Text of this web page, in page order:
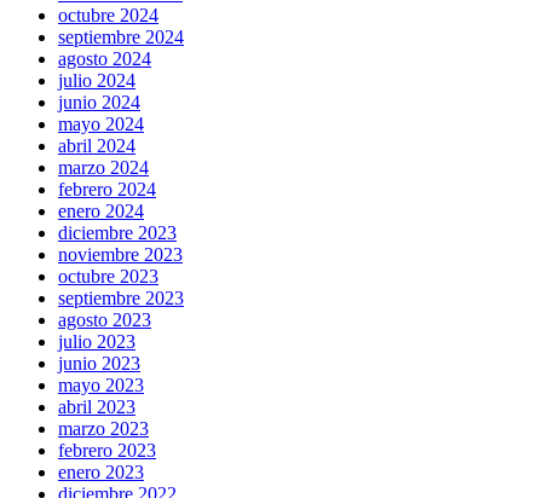
octubre 2024
septiembre 2024
agosto 2024
julio 2024
junio 2024
mayo 2024
abril 2024
marzo 2024
febrero 2024
enero 2024
diciembre 2023
noviembre 2023
octubre 2023
septiembre 2023
agosto 2023
julio 2023
junio 2023
mayo 2023
abril 2023
marzo 2023
febrero 2023
enero 2023
diciembre 2022